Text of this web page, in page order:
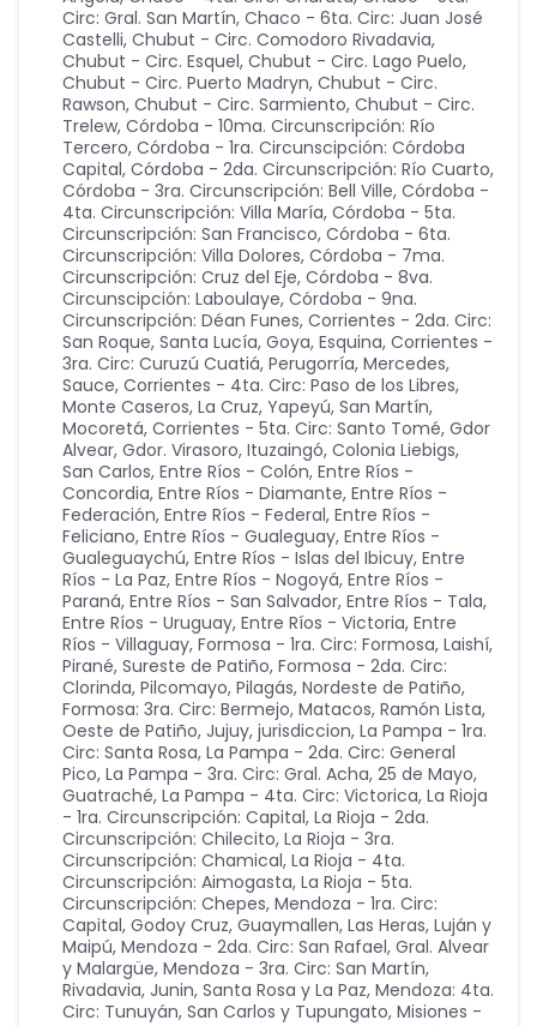
Circ: Gral. San Martín, Chaco - 6ta. Circ: Juan José
Castelli, Chubut - Circ. Comodoro Rivadavia,
Chubut - Circ. Esquel, Chubut - Circ. Lago Puelo,
Chubut - Circ. Puerto Madryn, Chubut - Circ.
Rawson, Chubut - Circ. Sarmiento, Chubut - Circ.
Trelew, Córdoba - 10ma. Circunscripción: Río
Tercero, Córdoba - 1ra. Circunscipción: Córdoba
Capital, Córdoba - 2da. Circunscripción: Río Cuarto,
Córdoba - 3ra. Circunscripción: Bell Ville, Córdoba -
4ta. Circunscripción: Villa María, Córdoba - 5ta.
Circunscripción: San Francisco, Córdoba - 6ta.
Circunscripción: Villa Dolores, Córdoba - 7ma.
Circunscripción: Cruz del Eje, Córdoba - 8va.
Circunscipción: Laboulaye, Córdoba - 9na.
Circunscripción: Déan Funes, Corrientes - 2da. Circ:
San Roque, Santa Lucía, Goya, Esquina, Corrientes -
3ra. Circ: Curuzú Cuatiá, Perugorría, Mercedes,
Sauce, Corrientes - 4ta. Circ: Paso de los Libres,
Monte Caseros, La Cruz, Yapeyú, San Martín,
Mocoretá, Corrientes - 5ta. Circ: Santo Tomé, Gdor
Alvear, Gdor. Virasoro, Ituzaingó, Colonia Liebigs,
San Carlos, Entre Ríos - Colón, Entre Ríos -
Concordia, Entre Ríos - Diamante, Entre Ríos -
Federación, Entre Ríos - Federal, Entre Ríos -
Feliciano, Entre Ríos - Gualeguay, Entre Ríos -
Gualeguaychú, Entre Ríos - Islas del Ibicuy, Entre
Ríos - La Paz, Entre Ríos - Nogoyá, Entre Ríos -
Paraná, Entre Ríos - San Salvador, Entre Ríos - Tala,
Entre Ríos - Uruguay, Entre Ríos - Victoria, Entre
Ríos - Villaguay, Formosa - 1ra. Circ: Formosa, Laishí,
Pirané, Sureste de Patiño, Formosa - 2da. Circ:
Clorinda, Pilcomayo, Pilagás, Nordeste de Patiño,
Formosa: 3ra. Circ: Bermejo, Matacos, Ramón Lista,
Oeste de Patiño, Jujuy, jurisdiccion, La Pampa - 1ra.
Circ: Santa Rosa, La Pampa - 2da. Circ: General
Pico, La Pampa - 3ra. Circ: Gral. Acha, 25 de Mayo,
Guatraché, La Pampa - 4ta. Circ: Victorica, La Rioja
- 1ra. Circunscripción: Capital, La Rioja - 2da.
Circunscripción: Chilecito, La Rioja - 3ra.
Circunscripción: Chamical, La Rioja - 4ta.
Circunscripción: Aimogasta, La Rioja - 5ta.
Circunscripción: Chepes, Mendoza - 1ra. Circ:
Capital, Godoy Cruz, Guaymallen, Las Heras, Luján y
Maipú, Mendoza - 2da. Circ: San Rafael, Gral. Alvear
y Malargüe, Mendoza - 3ra. Circ: San Martín,
Rivadavia, Junin, Santa Rosa y La Paz, Mendoza: 4ta.
Circ: Tunuyán, San Carlos y Tupungato, Misiones -